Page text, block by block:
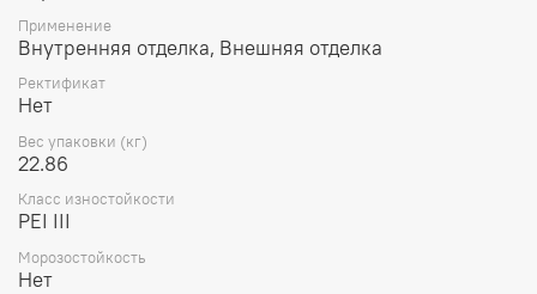
Применение
Внутренняя отделка, Внешняя отделка
Ректификат
Нет
Вес упаковки (кг)
22.86
Класс изностойкости
PEI III
Морозостойкость
Нет